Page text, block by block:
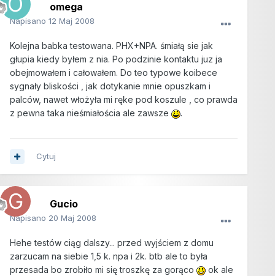
omega
Napisano 12 Maj 2008
Kolejna babka testowana. PHX+NPA. śmiałą sie jak
głupia kiedy byłem z nia. Po podzinie kontaktu juz ja
obejmowałem i całowałem. Do teo typowe koibece
sygnały bliskości , jak dotykanie mnie opuszkam i
palców, nawet włożyła mi ręke pod koszule , co prawda
z pewna taka nieśmiałościa ale zawsze
.
Cytuj
Gucio
Napisano 20 Maj 2008
Hehe testów ciąg dalszy... przed wyjściem z domu
zarzucam na siebie 1,5 k. npa i 2k. btb ale to była
przesada bo zrobiło mi się troszkę za gorąco
ok ale